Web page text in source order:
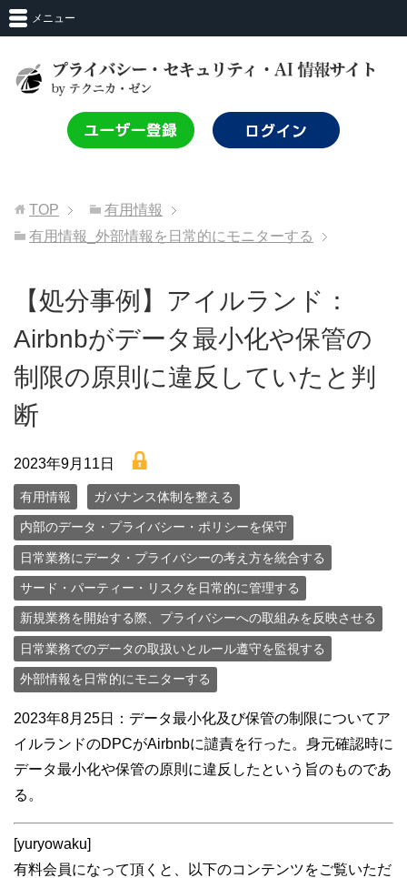
メニュー
TOP
有用情報
有用情報_外部情報を日常的にモニターする
【処分事例】アイルランド：
Airbnbがデータ最小化や保管の
制限の原則に違反していたと判
断
2023年9月11日 lock
有用情報 ガバナンス体制を整える
内部のデータ・プライバシー・ポリシーを保守
日常業務にデータ・プライバシーの考え方を統合する
サード・パーティー・リスクを日常的に管理する
新規業務を開始する際、プライバシーへの取組みを反映させる
日常業務でのデータの取扱いとルール遵守を監視する
外部情報を日常的にモニターする
2023年8月25日：データ最小化及び保管の制限についてア
イルランドのDPCがAirbnbに譴責を行った。身元確認時に
データ最小化や保管の原則に違反したという旨のものであ
る。
[yuryowaku]
有料会員になって頂くと、以下のコンテンツをご覧いただ